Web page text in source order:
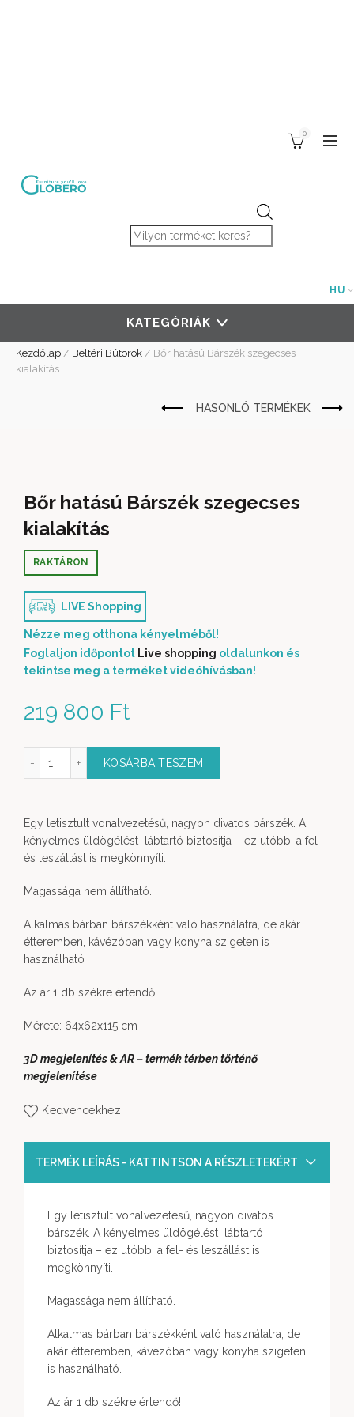
Products search
0
HU
KATEGÓRIÁK
Kezdőlap / Beltéri Bútorok / Bőr hatású Bárszék szegecses
kialakítás
Bőr hatású Bárszék szegecses
kialakítás
219 800 Ft
RAKTÁRON
LIVE Shopping
Nézze meg otthona kényelméből!
Foglaljon időpontot Live shopping oldalunkon és
tekintse meg a terméket videóhívásban!
szegecses kialakítás mennyiség
KOSÁRBA TESZEM
Egy letisztult vonalvezetésű, nagyon divatos bárszék. A
kényelmes üldögélést lábtartó biztosítja – ez utóbbi a fel-
és leszállást is megkönnyíti.
Magassága nem állítható.
Alkalmas bárban bárszékként való használatra, de akár
étteremben, kávézóban vagy konyha szigeten is
használható
Az ár 1 db székre értendő!
Mérete: 64x62x115 cm
3D megjelenítés & AR – termék térben történő
megjelenítése
Kedvencekhez
TERMÉK LEÍRÁS - KATTINTSON A RÉSZLETEKÉRT
Egy letisztult vonalvezetésű, nagyon divatos
bárszék. A kényelmes üldögélést lábtartó
biztosítja – ez utóbbi a fel- és leszállást is
megkönnyíti.
Magassága nem állítható.
Alkalmas bárban bárszékként való használatra, de
akár étteremben, kávézóban vagy konyha szigeten
is használható.
Az ár 1 db székre értendő!